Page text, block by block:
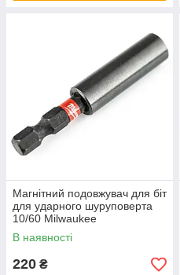
Магнітний подовжувач для біт
для ударного шуруповерта
10/60 Milwaukee
В наявності
220 ₴